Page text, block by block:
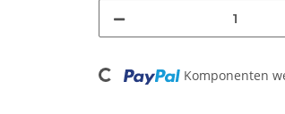
Loading... Komponenten